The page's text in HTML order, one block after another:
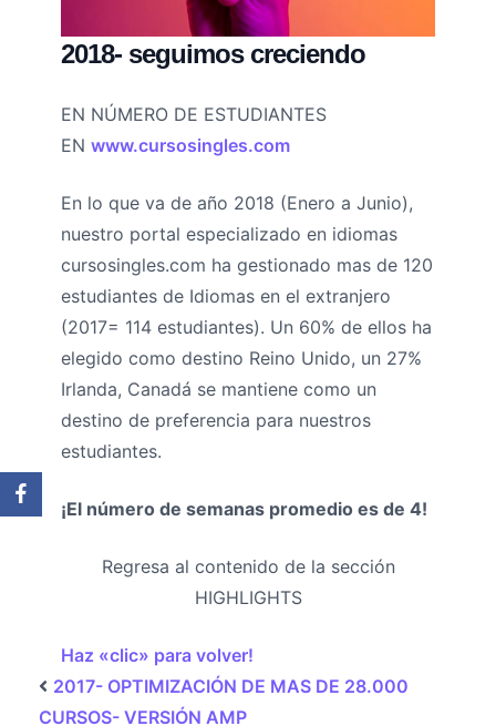
2018- seguimos creciendo
EN NÚMERO DE ESTUDIANTES
EN www.cursosingles.com
En lo que va de año 2018 (Enero a Junio),
nuestro portal especializado en idiomas
cursosingles.com ha gestionado mas de 120
estudiantes de Idiomas en el extranjero
(2017= 114 estudiantes). Un 60% de ellos ha
elegido como destino Reino Unido, un 27%
Irlanda, Canadá se mantiene como un
destino de preferencia para nuestros
estudiantes.
¡El número de semanas promedio es de 4!
Regresa al contenido de la sección
HIGHLIGHTS
Haz «clic» para volver!
2017- OPTIMIZACIÓN DE MAS DE 28.000
CURSOS- VERSIÓN AMP